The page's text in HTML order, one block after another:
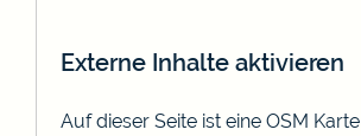
Externe Inhalte aktivieren
Auf dieser Seite ist eine OSM Karte